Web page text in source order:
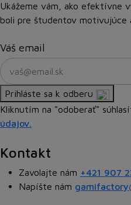
Ukážeme vám, ako efektívne
boli pre študentov motivujúce
Váš email
Prihláste sa k odberu
Kliknutím na "odoberať"
údajov.
Kontakt
Zavolajte nám +421 907
Napíšte nám